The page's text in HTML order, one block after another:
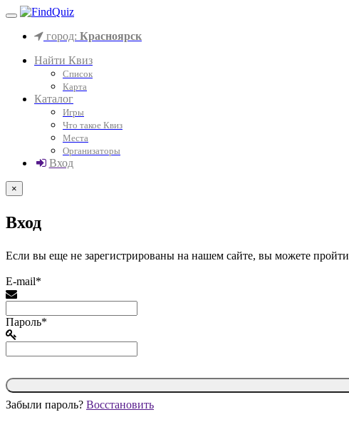
город: Красноярск
Найти Квиз
Список
Карта
Каталог
Игры
Что такое Квиз
Места
Организаторы
Вход
×
Вход
Если вы еще не зарегистрированы на нашем сайте, вы можете пройти
E-mail*
Пароль*
Забыли пароль? Восстановить